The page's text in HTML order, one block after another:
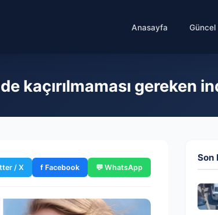
Anasayfa
kaçırılmaması gereken
/ X f Facebook 💬 WhatsApp
Son